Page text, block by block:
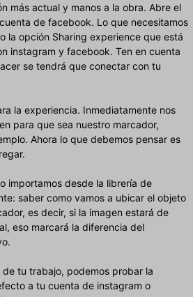
más actual y manos a la obra. Abre el
de facebook. Lo que necesitamos
la opción Sharing experience que está
instagram y facebook. Ten en cuenta
se tendrá que conectar con tu
la experiencia. Inmediatamente nos
para que sea nuestro marcador,
Ahora lo que debemos pensar es
importamos desde la librería de
saber como vamos a ubicar el objeto
es decir, si la imagen estará de
eso marcará la diferencia del
tu trabajo, podemos probar la
a tu cuenta de instagram o